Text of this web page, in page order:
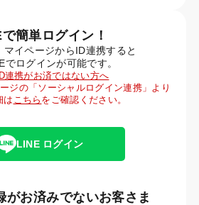
簡単ログイン！
マイページからID連携すると
でログインが可能です。
連携がお済ではない方へ
ジの「ソーシャルログイン連携」より
は こちら をご確認ください。
LINE ログイン
がお済みでないお客さま